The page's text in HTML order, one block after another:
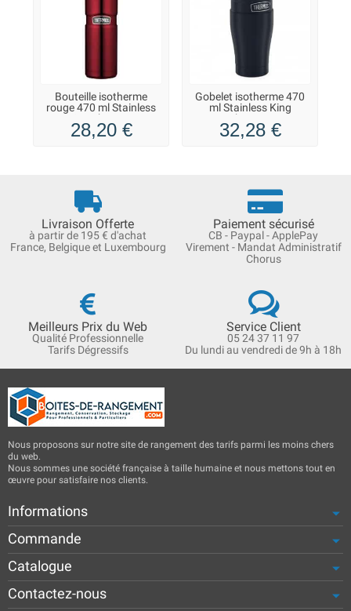
Bouteille isotherme
rouge 470 ml Stainless
King Thermos
28,20 €
Gobelet isotherme 470
ml Stainless King
Thermos
32,28 €
Livraison Offerte
à partir de 195 € d'achat
France, Belgique et Luxembourg
Paiement sécurisé
CB - Paypal - ApplePay
Virement - Mandat Administratif
Chorus
Meilleurs Prix du Web
Qualité Professionnelle
Tarifs Dégressifs
Service Client
05 24 37 11 97
Du lundi au vendredi de 9h à 18h
Nous proposons sur notre site de rangement des tarifs parmi les moins chers
du web.
Nous sommes une société française à taille humaine et nous mettons tout en
œuvre pour satisfaire nos clients.
Informations
Commande
Catalogue
Contactez-nous